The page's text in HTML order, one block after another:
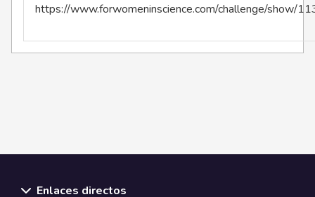
https://www.forwomeninscience.com/challenge/show/
Enlaces directos